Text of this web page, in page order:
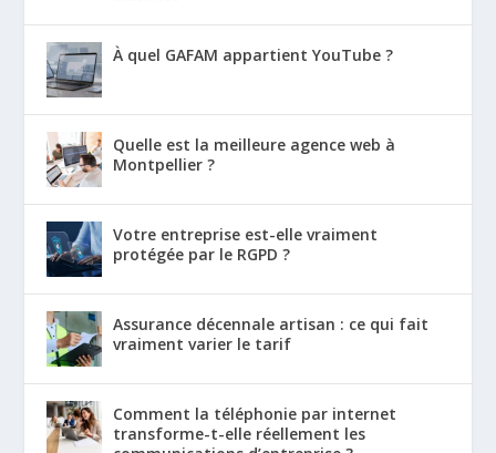
À quel GAFAM appartient YouTube ?
Quelle est la meilleure agence web à
Montpellier ?
Votre entreprise est-elle vraiment
protégée par le RGPD ?
Assurance décennale artisan : ce qui fait
vraiment varier le tarif
Comment la téléphonie par internet
transforme-t-elle réellement les